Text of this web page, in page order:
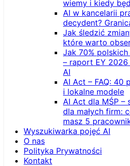
wiemy i kiedy
AI w kancelarii
decydent?
Jak śledzić
które warto
Jak 70%
– raport EY
AI
AI Act – FAQ: 40
i lokalne modele
AI Act dla MŚP –
dla małych firm:
masz 5
Wyszukiwarka pojęć AI
O nas
Polityka Prywatności
Kontakt